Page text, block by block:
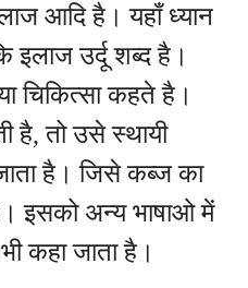
आदि है। यहाँ ध्यान
इलाज उर्दू शब्द है।
चिकित्सा कहते है।
है, तो उसे स्थायी
है। जिसे कब्ज का
इसको अन्य भाषाओ में
कहा जाता है।